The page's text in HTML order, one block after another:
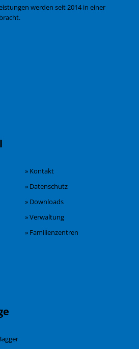
werden seit 2014 in einer
» Kontakt
» Datenschutz
» Downloads
» Verwaltung
» Familienzentren